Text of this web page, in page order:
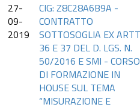
27-
09-
2019
CIG: Z8C28A6B9A -
CONTRATTO
SOTTOSOGLIA EX
36 E 37 DEL D. LGS. N.
50/2016 E SMI - CORSO
DI FORMAZIONE IN
HOUSE SUL TEMA
“MISURAZIONE E